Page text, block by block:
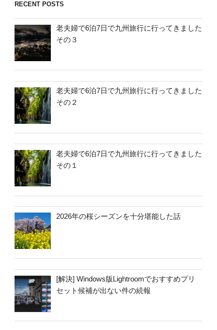
RECENT POSTS
老夫婦で6泊7日で九州旅行に行ってきました
その３
老夫婦で6泊7日で九州旅行に行ってきました
その２
老夫婦で6泊7日で九州旅行に行ってきました
その１
2026年の桜シーズンを十分堪能した話
[解決] Windows版Lightroomでおすすめプリ
セット候補が出ない件の続報